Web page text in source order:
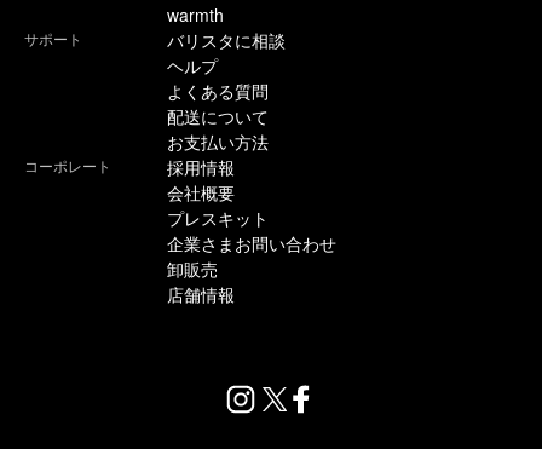
warmth
サポート
バリスタに相談
ヘルプ
よくある質問
配送について
お支払い方法
コーポレート
採用情報
会社概要
プレスキット
企業さまお問い合わせ
卸販売
店舗情報